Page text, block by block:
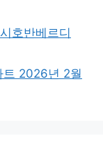
호반베르디
트 2026년 2월